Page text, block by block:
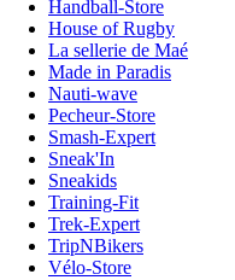
Handball-Store
House of Rugby
La sellerie de Maé
Made in Paradis
Nauti-wave
Pecheur-Store
Smash-Expert
Sneak'In
Sneakids
Training-Fit
Trek-Expert
TripNBikers
Vélo-Store